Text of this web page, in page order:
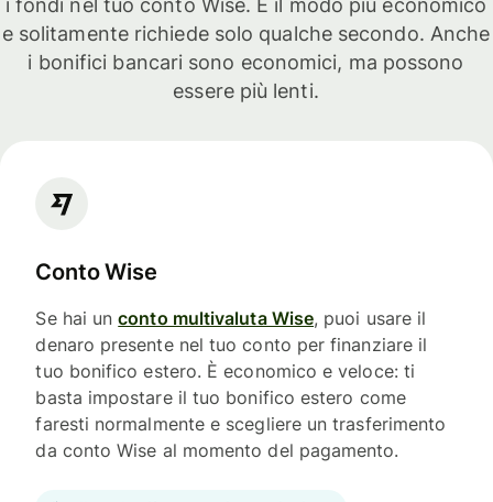
i fondi nel tuo conto Wise. È il modo più economico
e solitamente richiede solo qualche secondo. Anche
i bonifici bancari sono economici, ma possono
essere più lenti.
Conto Wise
Se hai unconto multivaluta Wise, puoi usare il
denaro presente nel tuo conto per finanziare il
tuo bonifico estero. È economico e veloce: ti
basta impostare il tuo bonifico estero come
faresti normalmente e scegliere un trasferimento
da conto Wise al momento del pagamento.